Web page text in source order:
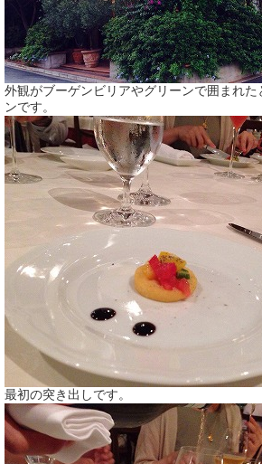
外観がブーゲンビリアやグリーンで囲まれた
ンです。
最初の突き出しです。